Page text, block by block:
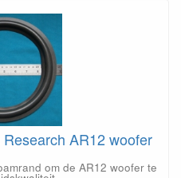
AR12 woofer
om de AR12 woofer te